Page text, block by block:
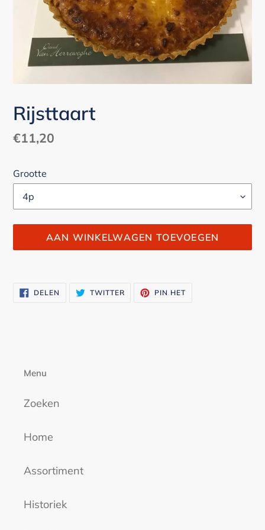
Rijsttaart
Normale
€11,20
Grootte
AAN WINKELWAGEN TOEVOEGEN
aan DELEN DELEN TWITTERTWITTEREN
OP
PIN HET
Menu
Zoeken
Home
Assortiment
Historiek